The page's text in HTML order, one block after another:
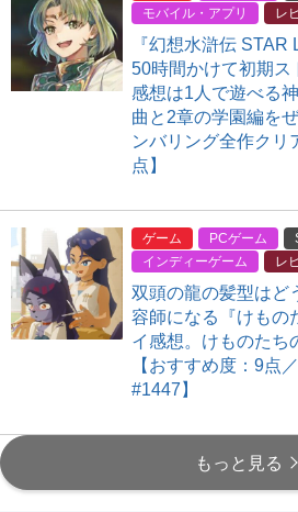
モバイル・アプリ
レ
『幻想水滸伝
50時間かけて初期ス
感想は1人で遊べる
曲と2章の学園編を
ンバリング全作クリ
点】
ゲーム PCゲーム
インディーゲーム
レ
双頭の龍の髪型はど
容師になる『けもの
イ感想。けものたち
【おすすめ度：9点
#1447】
もっと見る